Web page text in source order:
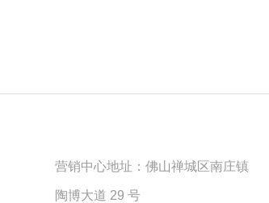
营销中心地址：佛山禅城区南庄镇
陶博大道 29 号